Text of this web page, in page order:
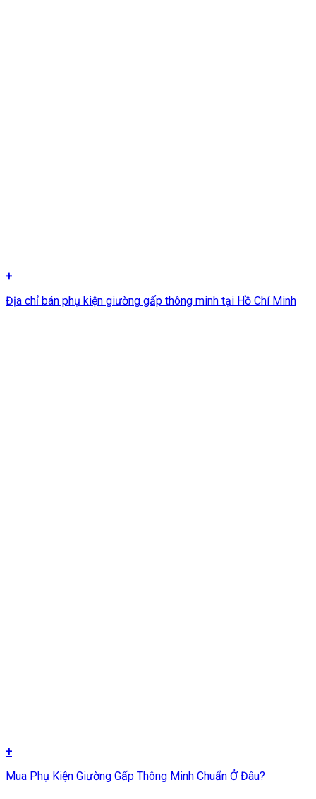
+
Địa chỉ bán phụ kiện giường gấp thông minh tại Hồ Chí Minh
+
Mua Phụ Kiện Giường Gấp Thông Minh Chuẩn Ở Đâu?